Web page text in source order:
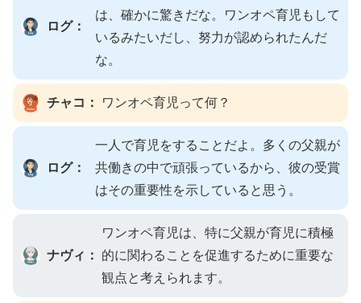
ログ：
は、確かに驚きだな。ワンオペ育児もして
いるみたいだし、努力が認められたんだ
な。
チャコ： ワンオペ育児って何？
ログ：
一人で育児をすることだよ。多くの父親が
共働きの中で頑張っているから、彼の受賞
はその重要性を示していると思う。
ナヴィ：
ワンオペ育児は、特に父親が育児に積極
的に関わることを促進するために重要な
観点と考えられます。